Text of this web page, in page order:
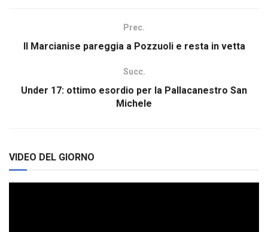
Prec.
Il Marcianise pareggia a Pozzuoli e resta in vetta
Succ.
Under 17: ottimo esordio per la Pallacanestro San
Michele
VIDEO DEL GIORNO